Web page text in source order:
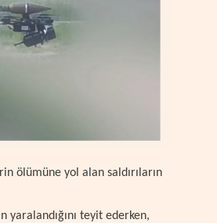
ölümüne yol alan saldırıların
yaralandığını teyit ederken,